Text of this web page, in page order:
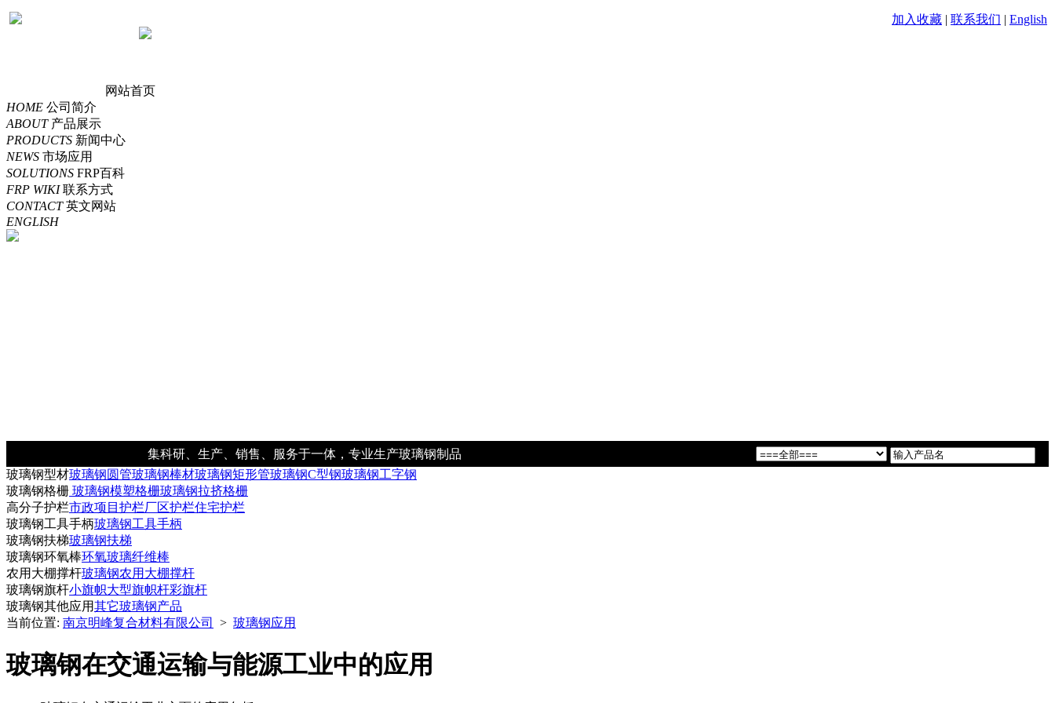
加入收藏 | 联系我们 | English
网站首页
HOME 公司简介
ABOUT 产品展示
PRODUCTS 新闻中心
NEWS 市场应用
SOLUTIONS FRP百科
FRP WIKI 联系方式
CONTACT 英文网站
ENGLISH
集科研、生产、销售、服务于一体，专业生产玻璃钢制品
玻璃钢型材玻璃钢圆管玻璃钢棒材玻璃钢矩形管玻璃钢C型钢玻璃钢工字钢
玻璃钢格栅 玻璃钢模塑格栅玻璃钢拉挤格栅
高分子护栏市政项目护栏厂区护栏住宅护栏
玻璃钢工具手柄玻璃钢工具手柄
玻璃钢扶梯玻璃钢扶梯
玻璃钢环氧棒环氧玻璃纤维棒
农用大棚撑杆玻璃钢农用大棚撑杆
玻璃钢旗杆小旗帜大型旗帜杆彩旗杆
玻璃钢其他应用其它玻璃钢产品
当前位置: 南京明峰复合材料有限公司 > 玻璃钢应用
玻璃钢在交通运输与能源工业中的应用